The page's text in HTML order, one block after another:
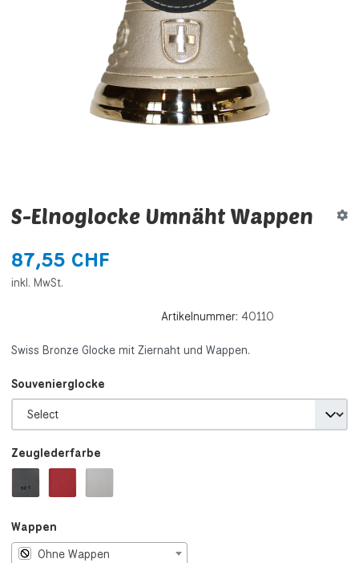
S-Elnoglocke Umnäht Wappen
87,55 CHF
inkl. MwSt.
Artikelnummer: 40110
Swiss Bronze Glocke mit Ziernaht und Wappen.
Souvenierglocke
Zeuglederfarbe
Wappen
Ohne Wappen